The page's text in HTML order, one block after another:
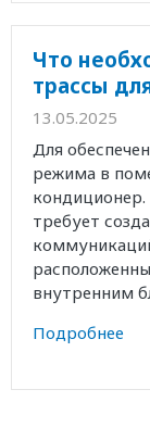
Что
трассы
13.05.2025
Для
режима в
требует
внутренним
Подробнее